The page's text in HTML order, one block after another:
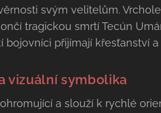
svým velitelům.
tragickou smrtí Tecún
bojovníci přijímají křesťanství
vizuální symbolika
a slouží k rychlé